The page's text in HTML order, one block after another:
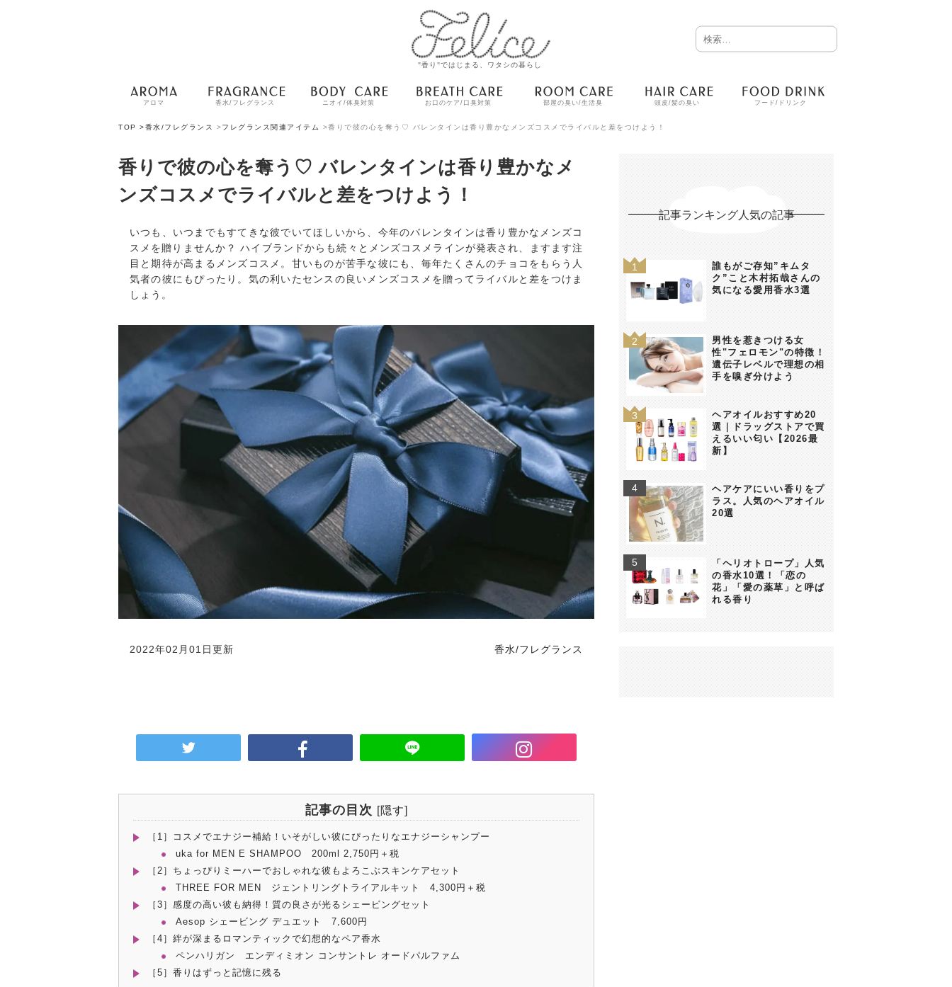
"香り"ではじまる、ワタシの暮らし
アロマ 香水/フレグランス ニオイ/体臭対策 お口のケア/口臭対策 部屋の臭い/生活臭 頭皮/髪の臭い フード/ドリンク
TOP >香水/フレグランス >フレグランス関連アイテム >香りで彼の心を奪う♡ バレンタインは香り豊かなメンズコスメでライバルと差をつけよう！
香りで彼の心を奪う♡ バレンタインは香り豊かなメ
ンズコスメでライバルと差をつけよう！
いつも、いつまでもすてきな彼でいてほしいから、今年のバレンタインは香り豊かなメンズコ
スメを贈りませんか？ ハイブランドからも続々とメンズコスメラインが発表され、ますます注
目と期待が高まるメンズコスメ。甘いものが苦手な彼にも、毎年たくさんのチョコをもらう人
気者の彼にもぴったり。気の利いたセンスの良いメンズコスメを贈ってライバルと差をつけま
しょう。
2022年02月01日更新 香水/フレグランス
記事の目次 [隠す]
［1］コスメでエナジー補給！いそがしい彼にぴったりなエナジーシャンプー
uka for MEN E SHAMPOO 200ml 2,750円＋税
［2］ちょっぴりミーハーでおしゃれな彼もよろこぶスキンケアセット
THREE FOR MEN ジェントリングトライアルキット 4,300円＋税
［3］感度の高い彼も納得！質の良さが光るシェービングセット
Aesop シェービング デュエット 7,600円
［4］絆が深まるロマンティックで幻想的なペア香水
ペンハリガン エンディミオン コンサントレ オードパルファム
［5］香りはずっと記憶に残る
記事ランキング人気の記事
誰もがご存知”キムタ
ク”こと木村拓哉さんの
気になる愛用香水3選
男性を惹きつける女
性"フェロモン"の特徴！
遺伝子レベルで理想の相
手を嗅ぎ分けよう
ヘアオイルおすすめ20
選｜ドラッグストアで買
えるいい匂い【2026最
新】
ヘアケアにいい香りをプ
ラス。人気のヘアオイル
20選
「ヘリオトロープ」人気
の香水10選！「恋の
花」「愛の薬草」と呼ば
れる香り